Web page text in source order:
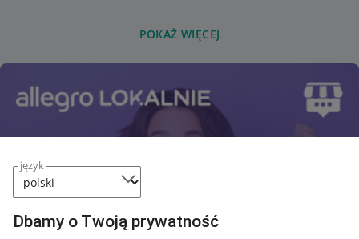
język
Dbamy o Twoją prywatność
POKAŻ WIĘCEJ